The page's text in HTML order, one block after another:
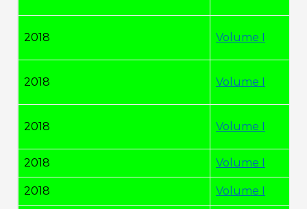
2018 Volume I
2018 Volume I
2018 Volume I
2018 Volume I
2018 Volume I